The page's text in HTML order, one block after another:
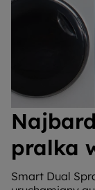
pralka
Smart Dual